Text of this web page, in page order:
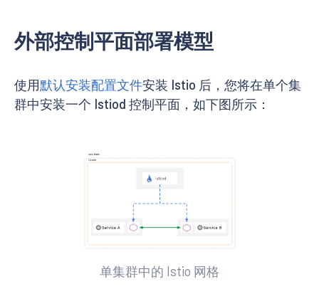
外部控制平面部署模型
使用默认安装配置文件安装 Istio 后，您将在单个集
群中安装一个 Istiod 控制平面，如下图所示：
单集群中的 Istio 网格